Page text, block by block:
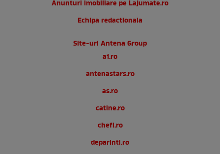
Anunturi imobiliare pe Lajumate.ro
Echipa redactionala
Site-uri Antena Group
a1.ro
antenastars.ro
as.ro
catine.ro
chefi.ro
deparinti.ro